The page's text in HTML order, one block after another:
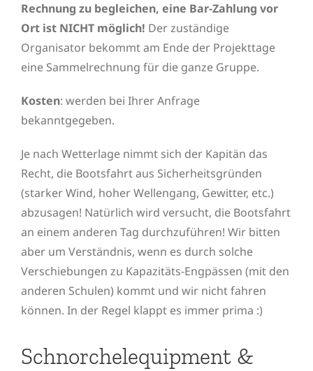
Rechnung zu begleichen, eine Bar-Zahlung vor
Ort ist NICHT möglich! Der zuständige
Organisator bekommt am Ende der Projekttage
eine Sammelrechnung für die ganze Gruppe.
Kosten: werden bei Ihrer Anfrage
bekanntgegeben.
Je nach Wetterlage nimmt sich der Kapitän das
Recht, die Bootsfahrt aus Sicherheitsgründen
(starker Wind, hoher Wellengang, Gewitter, etc.)
abzusagen! Natürlich wird versucht, die Bootsfahrt
an einem anderen Tag durchzuführen! Wir bitten
aber um Verständnis, wenn es durch solche
Verschiebungen zu Kapazitäts-Engpässen (mit den
anderen Schulen) kommt und wir nicht fahren
können. In der Regel klappt es immer prima :)
Schnorchelequipment &